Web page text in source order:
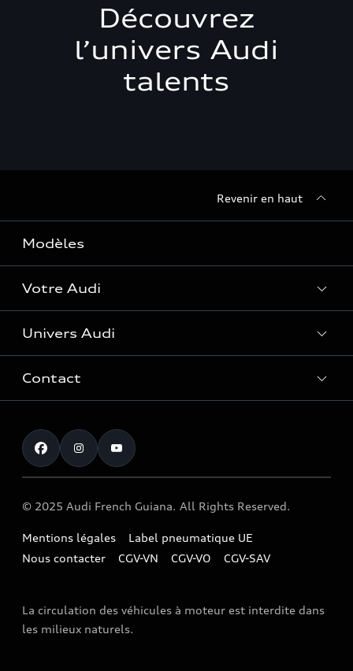
Découvrez
l’univers Audi
talents
Revenir en haut
Modèles
Votre Audi
Entretenir et réparer mon Audi
Accessoires et équipements
Functions on Demand
Audi Assistance
Campagne de rappel Airbag Takata
Univers Audi
Histoire du progrès
myAudi experience
Programme culturel Audi talents
Contact
Service clientèle
© 2025 Audi French Guiana. All Rights Reserved.
Mentions légales
Label pneumatique UE
Nous contacter
CGV-VN CGV-VO CGV-SAV
La circulation des véhicules à moteur est interdite dans
les milieux naturels.